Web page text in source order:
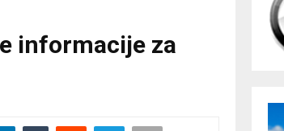
informacije za